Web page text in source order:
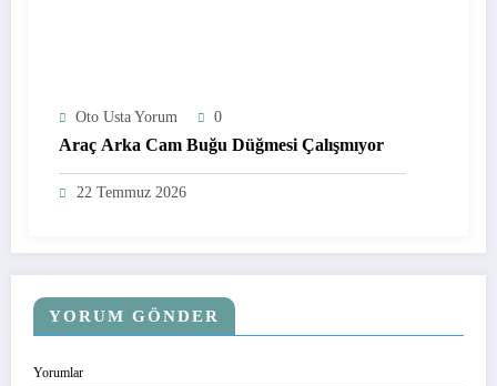
Oto Usta Yorum 0
Araç Arka Cam Buğu Düğmesi Çalışmıyor
22 Temmuz 2026
YORUM GÖNDER
Yorumlar